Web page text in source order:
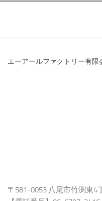
エーアールファクトリー有限
〒581-0053 八尾市竹渕東4